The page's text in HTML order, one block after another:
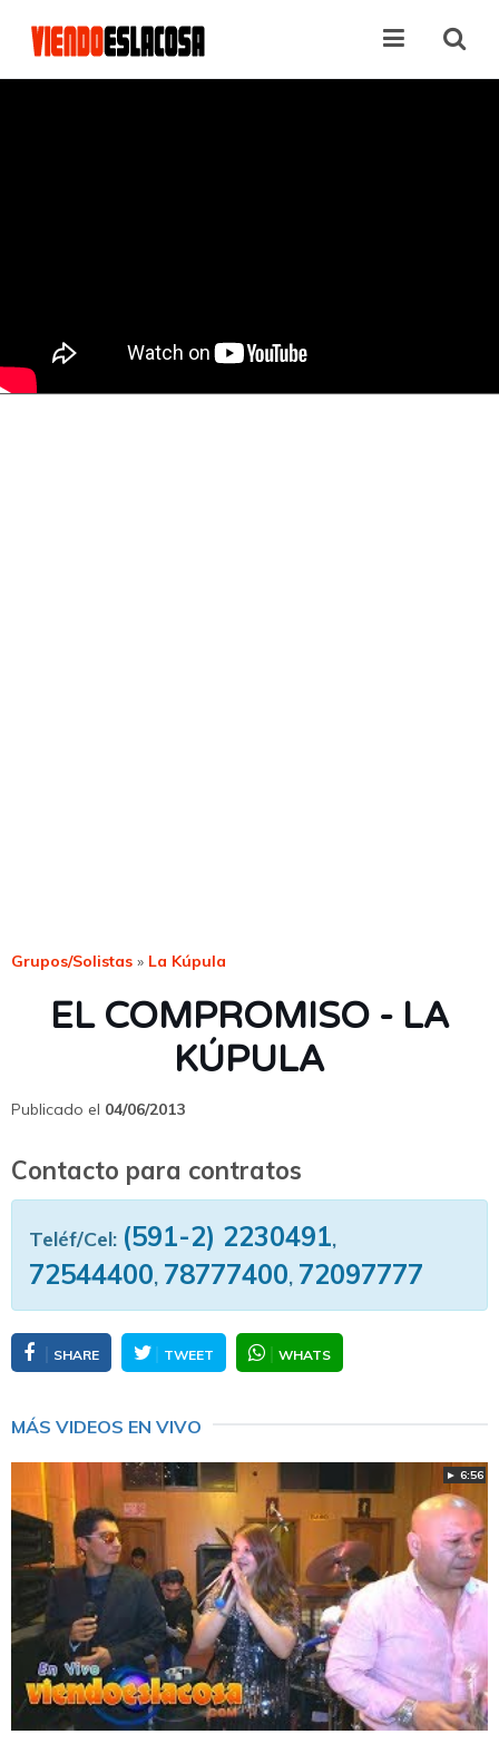
Grupos/Solistas » La Kúpula
EL COMPROMISO - LA
KÚPULA
Publicado el 04/06/2013
Contacto para contratos
Teléf/Cel: (591-2) 2230491,
72544400, 78777400, 72097777
SHARE TWEET WHATS
MÁS VIDEOS EN VIVO
► 6:56